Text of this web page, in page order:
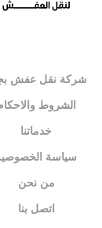
شركة نقل عفش
الشروط
خدماتنا
سياسة
من نحن
اتصل بنا